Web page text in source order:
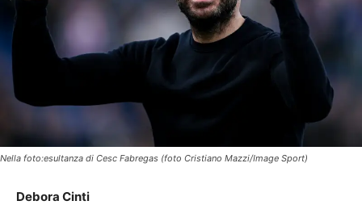
Nella foto:esultanza di Cesc Fabregas (foto Cristiano Mazzi/Image Sport)
Debora Cinti